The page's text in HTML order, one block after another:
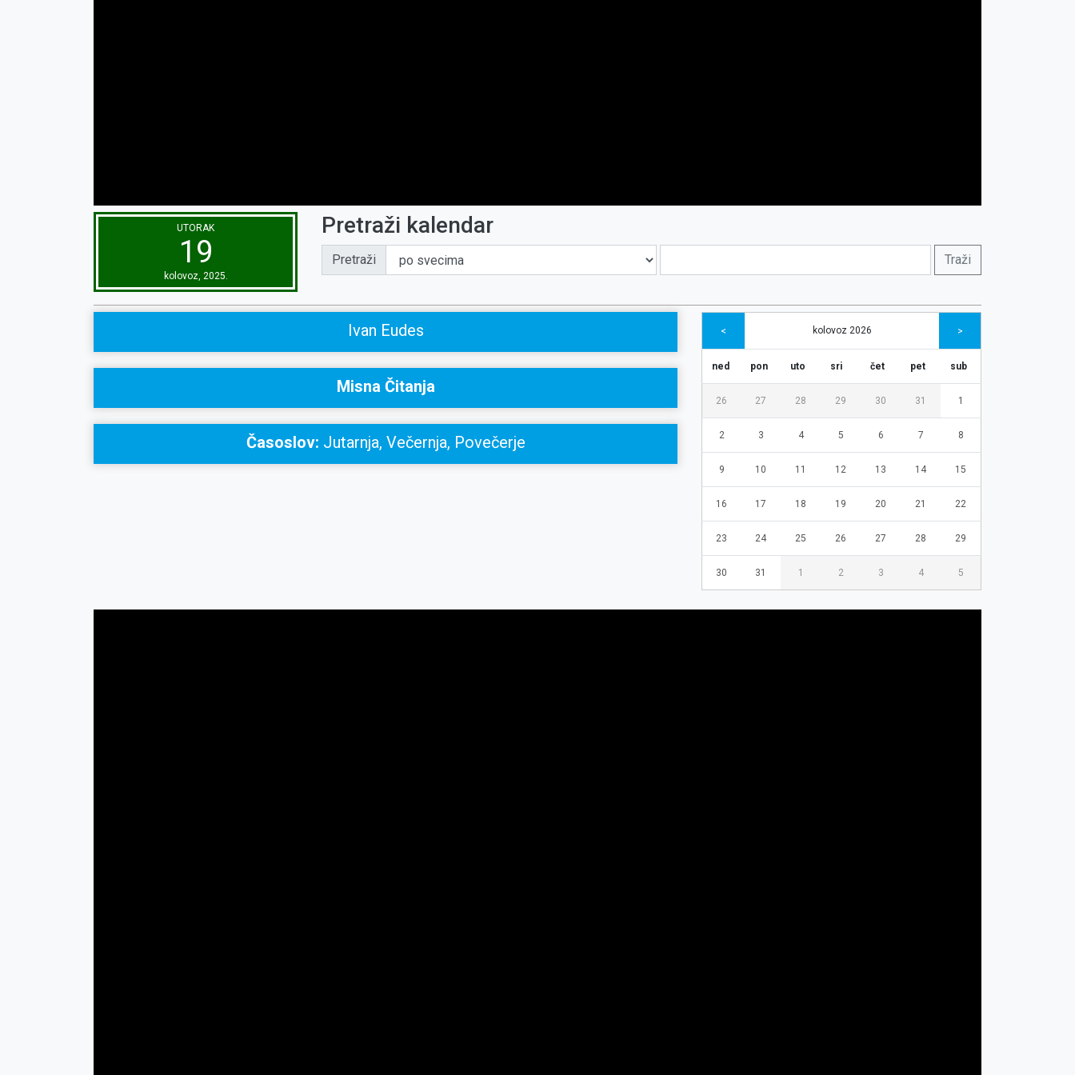
UTORAK
19
kolovoz, 2025.
Pretraži kalendar
Pretraži
Ivan Eudes
Misna Čitanja
Časoslov: Jutarnja, Večernja, Povečerje
< kolovoz 2026 >
ned pon uto sri čet pet sub
26 27 28 29 30 31 1
2 3 4 5 6 7 8
9 10 11 12 13 14 15
16 17 18 19 20 21 22
23 24 25 26 27 28 29
30 31 1 2 3 4 5